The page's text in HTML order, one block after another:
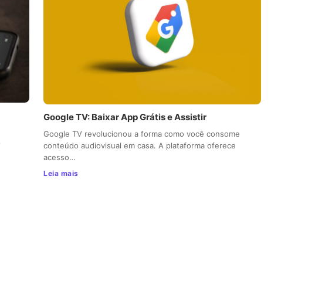
Google TV: Baixar App Grátis e Assistir
Google TV revolucionou a forma como você consome
conteúdo audiovisual em casa. A plataforma oferece
acesso…
Leia mais